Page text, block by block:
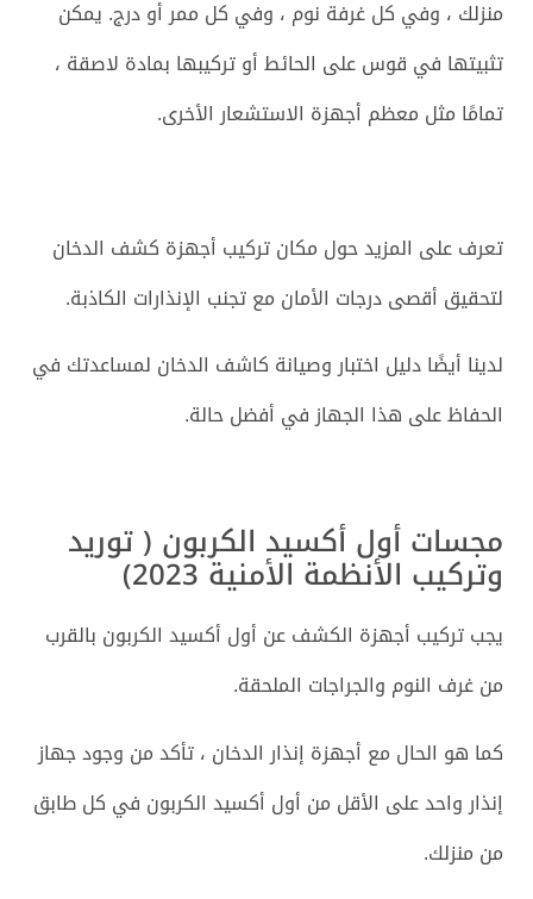
منزلك ، وفي كل غرفة نوم ، وفي كل ممر أو درج. يمكن
تثبيتها في قوس على الحائط أو تركيبها بمادة لاصقة ،
تمامًا مثل معظم أجهزة الاستشعار الأخرى.
تعرف على المزيد حول مكان تركيب أجهزة كشف الدخان
لتحقيق أقصى درجات الأمان مع تجنب الإنذارات الكاذبة.
لدينا أيضًا دليل اختبار وصيانة كاشف الدخان لمساعدتك في
الحفاظ على هذا الجهاز في أفضل حالة.
مجسات أول أكسيد الكربون ( توريد
وتركيب الأنظمة الأمنية 2023)
يجب تركيب أجهزة الكشف عن أول أكسيد الكربون بالقرب
من غرف النوم والجراجات الملحقة.
كما هو الحال مع أجهزة إنذار الدخان ، تأكد من وجود جهاز
إنذار واحد على الأقل من أول أكسيد الكربون في كل طابق
من منزلك.